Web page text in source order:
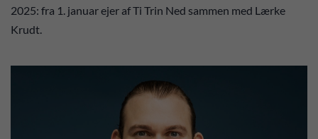
2025: fra 1. januar ejer af Ti Trin Ned sammen med Lærke
Krudt.